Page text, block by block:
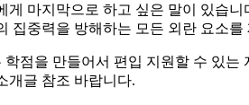
마지막으로 하고 싶은 말이 있습
집중력을 방해하는 모든 외란 요소
점을 만들어서 편입 지원할 수 있는
개글 참조 바랍니다.